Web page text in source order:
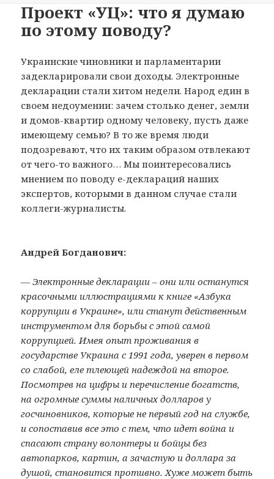
Проект «УЦ»: что я думаю
по этому поводу?
Украинские чиновники и парламентарии
задекларировали свои доходы. Электронные
декларации стали хитом недели. Народ един в
своем недоумении: зачем столько денег, земли
и домов-квартир одному человеку, пусть даже
имеющему семью? В то же время люди
подозревают, что их таким образом отвлекают
от чего-то важного… Мы поинтересовались
мнением по поводу е-деклараций наших
экспертов, которыми в данном случае стали
коллеги-журналисты.
Андрей Богданович:
— Электронные декларации – они или останутся
красочными иллюстрациями к книге «Азбука
коррупции в Украине», или станут действенным
инструментом для борьбы с этой самой
коррупцией. Имея опыт проживания в
государстве Украина с 1991 года, уверен в первом
со слабой, еле тлеющей надеждой на второе.
Посмотрев на цифры и перечисление богатств,
на огромные суммы наличных долларов у
госчиновников, которые не первый год на службе,
и сопоставив все это с тем, что идет война и
спасают страну волонтеры и бойцы без
автопарков, картин, а зачастую и доллара за
душой, становится противно. Хуже может быть